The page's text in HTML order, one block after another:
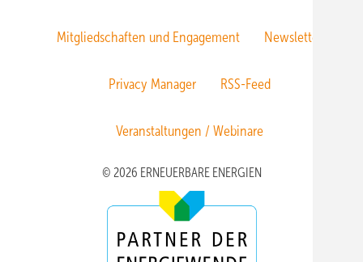
Mitgliedschaften und Engagement Newsletter
Privacy Manager RSS-Feed
Veranstaltungen / Webinare
© 2026 ERNEUERBARE ENERGIEN